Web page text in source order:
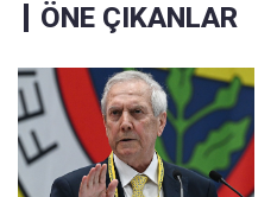
ÖNE ÇIKANLAR